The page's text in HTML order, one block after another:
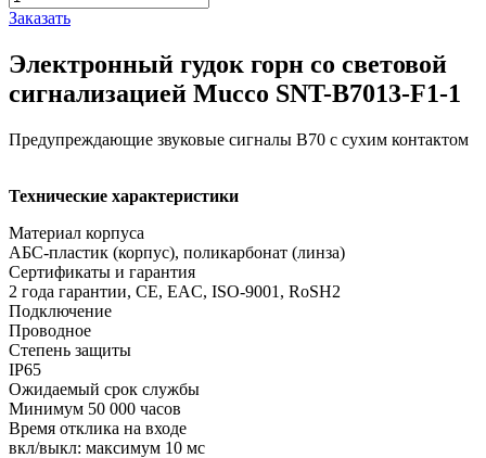
Заказать
Электронный гудок горн со световой
сигнализацией Mucco SNT-B7013-F1-1
Предупреждающие звуковые сигналы B70 с сухим контактом
Технические характеристики
Материал корпуса
АБС-пластик (корпус), поликарбонат (линза)
Сертификаты и гарантия
2 года гарантии, CE, EAC, ISO-9001, RoSH2
Подключение
Проводное
Степень защиты
IP65
Ожидаемый срок службы
Минимум 50 000 часов
Время отклика на входе
вкл/выкл: максимум 10 мс